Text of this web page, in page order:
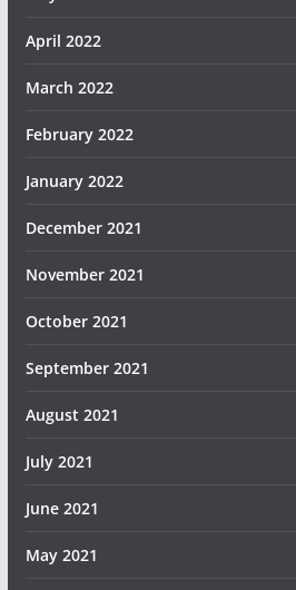
April 2022
March 2022
February 2022
January 2022
December 2021
November 2021
October 2021
September 2021
August 2021
July 2021
June 2021
May 2021